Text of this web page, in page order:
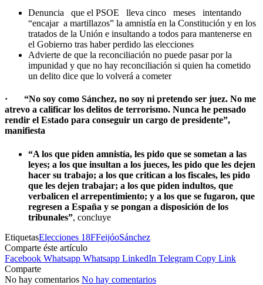
Denuncia que el PSOE lleva cinco meses intentando
“encajar a martillazos” la amnistía en la Constitución y en los
tratados de la Unión e insultando a todos para mantenerse en
el Gobierno tras haber perdido las elecciones
Advierte de que la reconciliación no puede pasar por la
impunidad y que no hay reconciliación si quien ha cometido
un delito dice que lo volverá a cometer
· “No soy como Sánchez, no soy ni pretendo ser juez. No me
atrevo a calificar los delitos de terrorismo. Nunca he pensado
rendir el Estado para conseguir un cargo de presidente”,
manifiesta
“A los que piden amnistía, les pido que se sometan a las
leyes; a los que insultan a los jueces, les pido que les dejen
hacer su trabajo; a los que critican a los fiscales, les pido
que les dejen trabajar; a los que piden indultos, que
verbalicen el arrepentimiento; y a los que se fugaron, que
regresen a España y se pongan a disposición de los
tribunales”, concluye
EtiquetasElecciones 18FFeijóoSánchez
Comparte éste artículo
Facebook Whatsapp Whatsapp LinkedIn Telegram Copy Link
Comparte
No hay comentarios No hay comentarios